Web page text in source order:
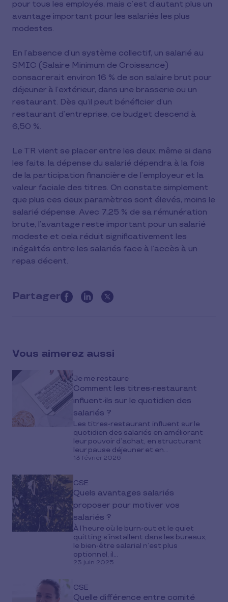
pour tous les employés, mais c’est d’autant plus un
avantage important pour les salariés les plus
modestes.
En l’absence d’un système collectif, un salarié au
SMIC (Salaire Minimum de Croissance)
consacrerait environ 16 % de son salaire brut pour
déjeuner à l’extérieur, dans une brasserie ou un
restaurant. Dès qu’il peut bénéficier d’un
restaurant d’entreprise, ce budget descend à
6,50 %.
Le TR vient se placer entre les deux, même si dans
les faits, la dépense du salarié dépendra à la fois
de la participation financière de l’employeur et la
valeur faciale des titres. On constate simplement
que plus ces deux paramètres sont élevés, moins le
salarié dépense. Avec 7,25 % de sa rémunération
brute, l’avantage reste important pour un salarié
modeste et cela réduit significativement les
inégalités entre les salariés face à l’accès à un
repas décent.
Partager
this
media
Vous aimerez aussi
Je me restaure
Comment les titres-restaurant
influent-ils sur le quotidien des
salariés ?
Les titres-restaurant influent sur le
quotidien des salariés en améliorant
leur pouvoir d’achat, en structurant
leur pause déjeuner et en...
13 février 2026
CSE
Quels avantages salariés
proposer pour motiver vos
salariés ?
À l’heure où le burn-out et le quiet
quitting s’installent dans les bureaux,
le bien-être salarial n’est plus
optionnel, il...
23 juin 2025
CSE
Quelle différence entre comité